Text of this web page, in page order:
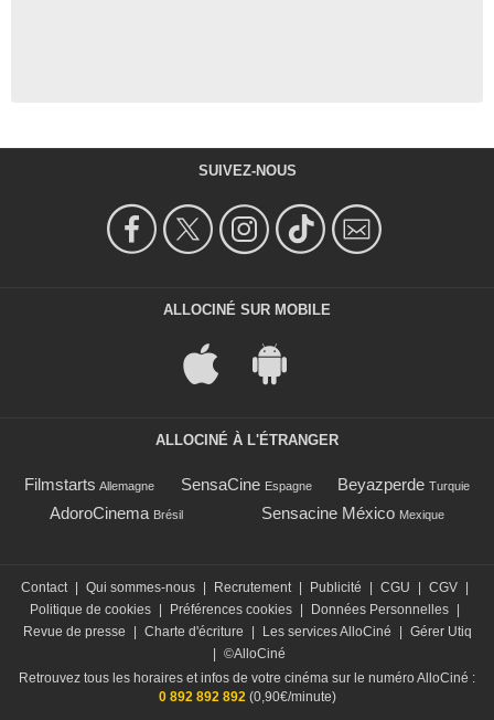
SUIVEZ-NOUS
ALLOCINÉ SUR MOBILE
ALLOCINÉ À L'ÉTRANGER
Filmstarts Allemagne SensaCine Espagne Beyazperde Turquie
AdoroCinema Brésil Sensacine México Mexique
Contact Qui sommes-nous Recrutement Publicité CGU CGV
Politique de cookies
Préférences cookies Données Personnelles
Revue de presse
Charte d'écriture Les services AlloCiné
Gérer Utiq
©AlloCiné
Retrouvez tous les horaires et infos de votre cinéma sur le numéro AlloCiné :
0 892 892 892(0,90€/minute)